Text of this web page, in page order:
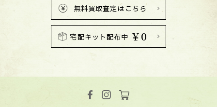
無料買取査定はこちら
宅配キット配布中 ￥0